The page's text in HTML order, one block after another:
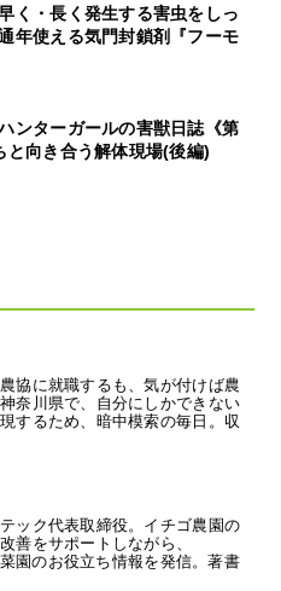
く・長く発生する害虫をしっ
年使える気門封鎖剤『フーモ
ハンターガールの害獣日誌《第
と向き合う解体現場(後編)
協に就職するも、気が付けば農
奈川県で、自分にしかできない
するため、暗中模索の毎日。収
ック代表取締役。イチゴ農園の
善をサポートしながら、
園のお役立ち情報を発信。著書